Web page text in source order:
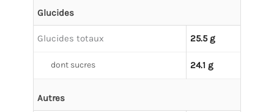
Glucides
Glucides totaux 25.5 g
dont sucres 24.1 g
Autres